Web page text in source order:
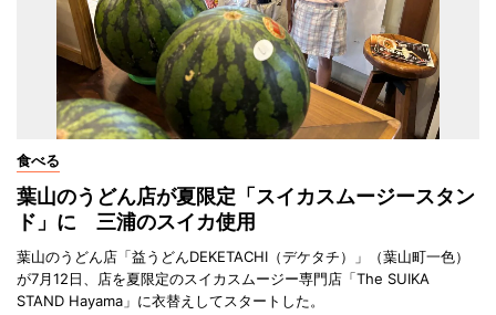
食べる
葉山のうどん店が夏限定「スイカスムージースタン
ド」に 三浦のスイカ使用
葉山のうどん店「益うどんDEKETACHI（デケタチ）」（葉山町一色）
が7月12日、店を夏限定のスイカスムージー専門店「The SUIKA
STAND Hayama」に衣替えしてスタートした。